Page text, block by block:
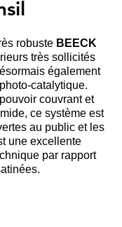
robuste BEECK
très sollicités
également
catalytique.
couvrant et
ce système est
au public et les
une excellente
par rapport